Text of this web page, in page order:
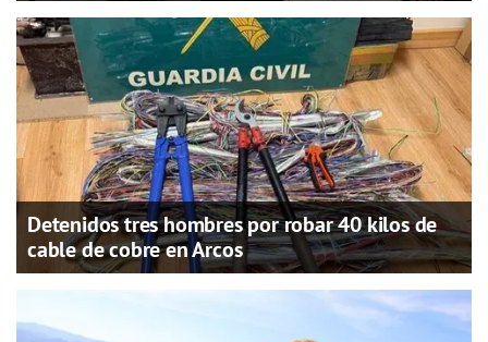
Detenidos tres hombres por robar 40 kilos de
cable de cobre en Arcos